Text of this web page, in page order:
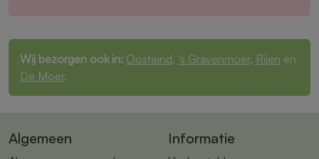
Wij bezorgen ook in: Oosteind, 's Gravenmoer, Rijen en
De Moer.
Algemeen Informatie